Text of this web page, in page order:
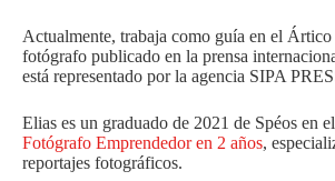
Actualmente, trabaja como guía en el
fotógrafo publicado en la prensa
está representado por la agencia SIPA
Elias es un graduado de 2021 de Spéos en el
Fotógrafo Emprendedor en 2 años,
reportajes fotográficos.